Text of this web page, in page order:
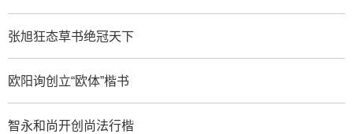
张旭狂态草书绝冠天下
欧阳询创立“欧体”楷书
智永和尚开创尚法行楷